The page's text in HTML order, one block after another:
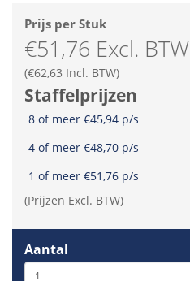
Prijs per Stuk
€51,76 Excl. BTW
(€62,63 Incl. BTW)
Staffelprijzen
8 of meer €45,94 p/s
4 of meer €48,70 p/s
1 of meer €51,76 p/s
(Prijzen Excl. BTW)
Aantal